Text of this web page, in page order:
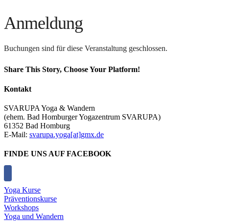
Anmeldung
Buchungen sind für diese Veranstaltung geschlossen.
Share This Story, Choose Your Platform!
Facebook
X
Reddit
LinkedIn
Tumblr
Pinterest
Vk
E-
Kontakt
SVARUPA Yoga & Wandern
(ehem. Bad Homburger Yogazentrum SVARUPA)
61352 Bad Homburg
E-Mail: svarupa.yoga[at]gmx.de
FINDE UNS AUF FACEBOOK
Yoga Kurse
Präventionskurse
Workshops
Yoga und Wandern